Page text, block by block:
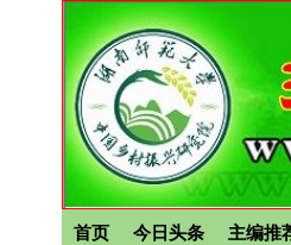
首页 今日头条 主编推